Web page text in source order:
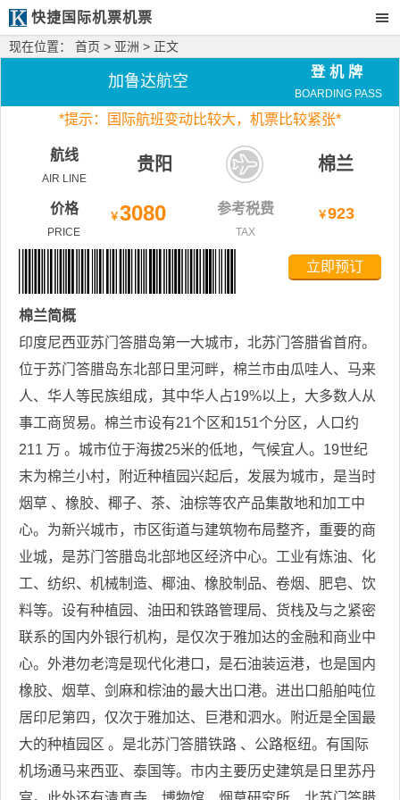
快捷国际机票机票
现在位置： 首页 > 亚洲 > 正文
加鲁达航空
登机牌
BOARDING PASS
*提示：国际航班变动比较大， 机票比较紧张*
航线
AIR LINE
贵阳 棉兰
价格
PRICE
￥3080 参考税费
TAX
￥923
立即预订
棉兰简概
印度尼西亚苏门答腊岛第一大城市，北苏门答腊省首府。
位于苏门答腊岛东北部日里河畔，棉兰市由瓜哇人、马来
人、华人等民族组成，其中华人占19%以上，大多数人从
事工商贸易。棉兰市设有21个区和151个分区，人口约
211 万 。城市位于海拔25米的低地，气候宜人。19世纪
末为棉兰小村，附近种植园兴起后，发展为城市，是当时
烟草 、橡胶、椰子、茶、油棕等农产品集散地和加工中
心。为新兴城市，市区街道与建筑物布局整齐，重要的商
业城，是苏门答腊岛北部地区经济中心。工业有炼油、化
工、纺织、机械制造、椰油、橡胶制品、卷烟、肥皂、饮
料等。设有种植园、油田和铁路管理局、货栈及与之紧密
联系的国内外银行机构，是仅次于雅加达的金融和商业中
心。外港勿老湾是现代化港口，是石油装运港，也是国内
橡胶、烟草、剑麻和棕油的最大出口港。进出口船舶吨位
居印尼第四，仅次于雅加达、巨港和泗水。附近是全国最
大的种植园区 。是北苏门答腊铁路 、公路枢纽。有国际
机场通马来西亚、泰国等。市内主要历史建筑是日里苏丹